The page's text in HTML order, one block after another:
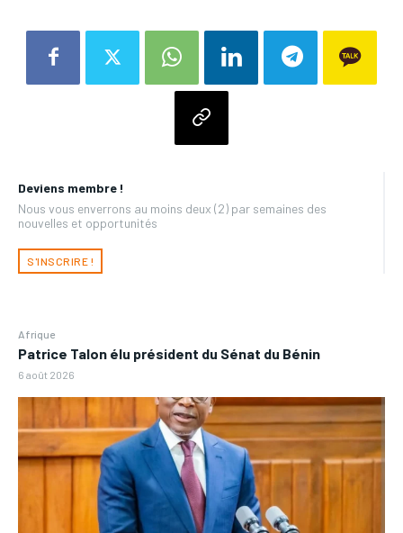
Deviens membre !
Nous vous enverrons au moins deux (2) par semaines des
nouvelles et opportunités
S'INSCRIRE !
Afrique
Patrice Talon élu président du Sénat du Bénin
6 août 2026